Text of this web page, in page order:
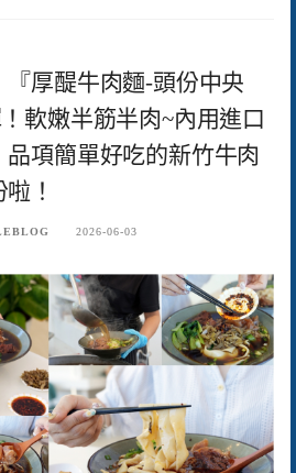
『厚醍牛肉麵-頭份中央
軟嫩半筋半肉~內用進口
項簡單好吃的新竹牛肉
！
2026-06-03